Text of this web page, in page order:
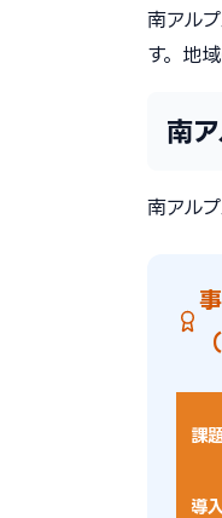
南アル
す。地
南
南アル
課
導入